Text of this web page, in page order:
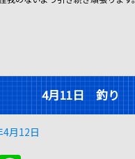
4月11日 釣り
4月12日